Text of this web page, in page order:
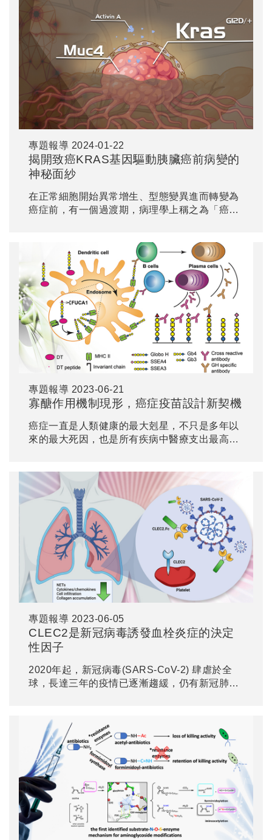
增GGGGCC (G4C2) 序列的突變，容易觸發「非
傳統ATG啟動子」（non-ATG-initiated
translation）的蛋白轉譯機制（RAN）作用...
專題報導 2024-01-22
揭開致癌KRAS基因驅動胰臟癌前病變的
神秘面紗
在正常細胞開始異常增生、型態變異進而轉變為
癌症前，有一個過渡期，病理學上稱之為「癌前
專題報導 2023-06-21
寡醣作用機制現形，癌症疫苗設計新契機
癌症一直是人類健康的最大剋星，不只是多年以
來的最大死因，也是所有疾病中醫療支出最高
專題報導 2023-06-05
CLEC2是新冠病毒誘發血栓炎症的決定
性因子
2020年起，新冠病毒(SARS-CoV-2) 肆虐於全
球，長達三年的疫情已逐漸趨緩，仍有新冠肺炎
對確診者日後的生活造成長久及嚴重的影響。